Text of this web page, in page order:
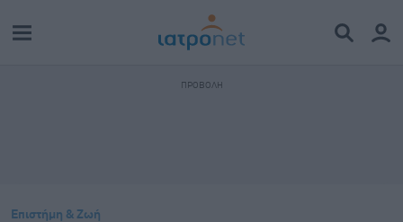
Επιστήμη & Ζωή